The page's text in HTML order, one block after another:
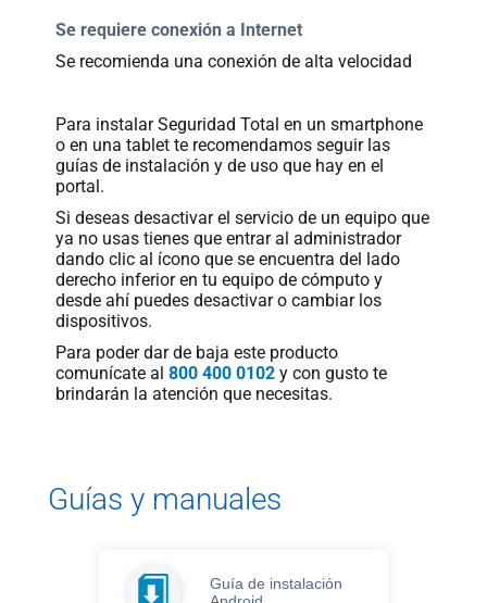
Se requiere conexión a Internet
Se recomienda una conexión de alta velocidad
Para instalar Seguridad Total en un smartphone
o en una tablet te recomendamos seguir las
guías de instalación y de uso que hay en el
portal.
Si deseas desactivar el servicio de un equipo que
ya no usas tienes que entrar al administrador
dando clic al ícono que se encuentra del lado
derecho inferior en tu equipo de cómputo y
desde ahí puedes desactivar o cambiar los
dispositivos.
Para poder dar de baja este producto
comunícate al 800 400 0102y con gusto te
brindarán la atención que necesitas.
Guías y manuales
Guía de instalación